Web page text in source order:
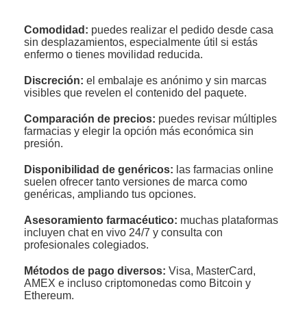
Comodidad: puedes realizar el pedido desde casa
sin desplazamientos, especialmente útil si estás
enfermo o tienes movilidad reducida.
Discreción: el embalaje es anónimo y sin marcas
visibles que revelen el contenido del paquete.
Comparación de precios: puedes revisar múltiples
farmacias y elegir la opción más económica sin
presión.
Disponibilidad de genéricos: las farmacias online
suelen ofrecer tanto versiones de marca como
genéricas, ampliando tus opciones.
Asesoramiento farmacéutico: muchas plataformas
incluyen chat en vivo 24/7 y consulta con
profesionales colegiados.
Métodos de pago diversos: Visa, MasterCard,
AMEX e incluso criptomonedas como Bitcoin y
Ethereum.